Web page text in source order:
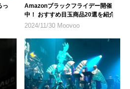
っ
Amazonブラックフライデー開催
中！ おすすめ目玉商品20選を紹介
2024/11/30 Moovoo